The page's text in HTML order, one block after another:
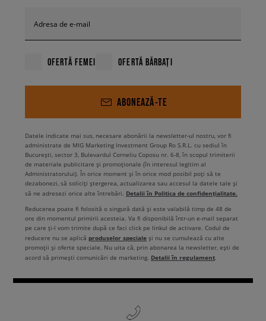
Adresa de e-mail
OFERTĂ FEMEI OFERTĂ BĂRBAȚI
ABONEAZĂ-TE
Datele indicate mai sus, necesare abonării la newsletter-ul nostru, vor fi
administrate de MIG Marketing Investment Group Ro S.R.L. cu sediul în
București, sector 3, Bulevardul Corneliu Coposu nr. 6-8, în scopul trimiterii
de materiale publicitare și promoționale (în interesul legitim al
Administratorului). În orice moment și în orice mod posibil poți să te
dezabonezi, să soliciți ștergerea, actualizarea sau accesul la datele tale și
să ne adresezi orice alte întrebări. Detalii în Politica de confidențialitate.
Reducerea poate fi folosită o singură dată și este valabilă timp de 48 de
ore din momentul primirii acesteia. Va fi disponibilă într-un e-mail separat
pe care ți-l vom trimite după ce faci click pe linkul de activare. Codul de
reducere nu se aplică produselor speciale și nu se cumulează cu alte
promoții și oferte speciale. Nu uita că, prin abonarea la newsletter, ești de
acord să primești comunicări de marketing. Detalii în regulament.